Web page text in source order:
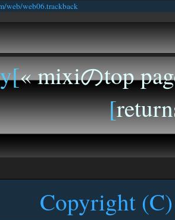
« mixiのtop
[
Copyright